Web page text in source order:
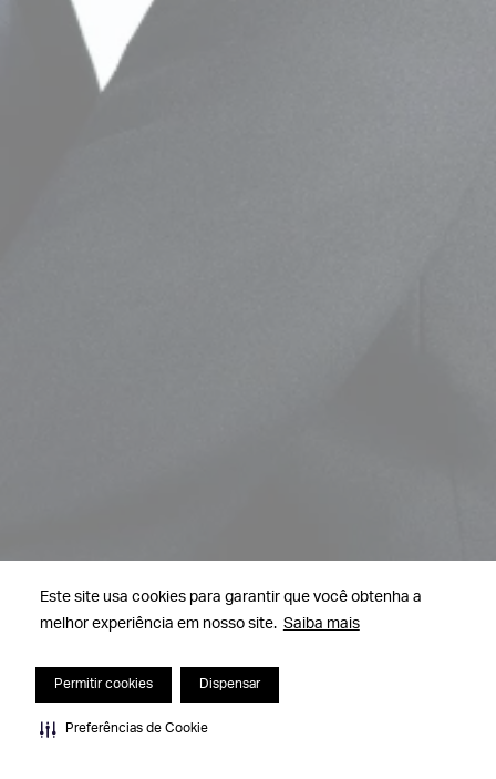
Este site usa cookies para garantir que você obtenha a
melhor experiência em nosso site. Saiba mais
Permitir cookies Dispensar
Preferências de Cookie